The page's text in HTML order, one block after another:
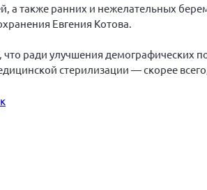
а также ранних и нежелательных
Евгения Котова.
что ради улучшения демографических
стерилизации — скорее